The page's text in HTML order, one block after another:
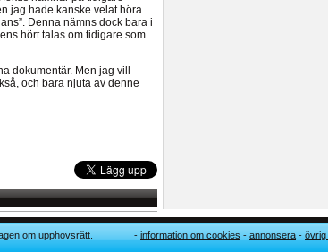
jag hade kanske velat höra
Denna nämns dock bara i
hört talas om tidigare som
dokumentär. Men jag vill
och bara njuta av denne
om upphovsrätt.
information om cookies annonsera övrig